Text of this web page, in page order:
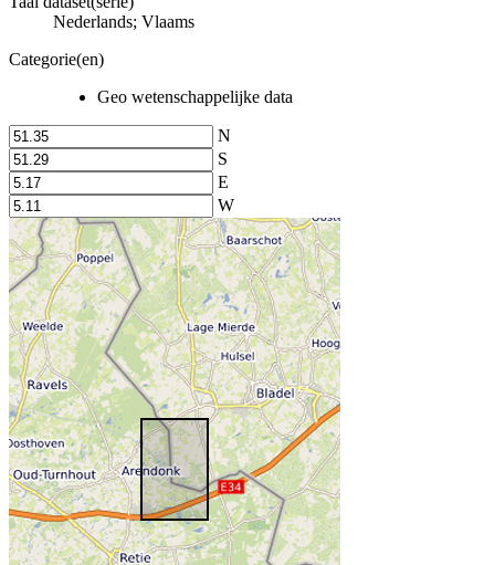
Nederlands; Vlaams
Categorie(en)
Geo wetenschappelijke data
N
S
E
W